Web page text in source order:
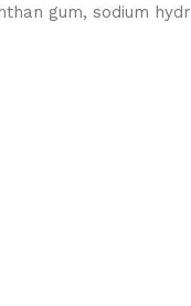
gum, sodium